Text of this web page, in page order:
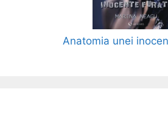
Anatomia unei